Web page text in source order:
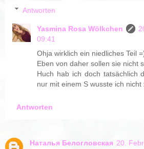
Antworten
Yasmina Rosa Wölkchen
09:41
Ohja wirklich ein niedliches Teil
Eben von daher sollen sie nicht
Huch hab ich doch tatsächlich
nur mit einem S wusste ich nicht
Antworten
Наталья Белогловская 20.